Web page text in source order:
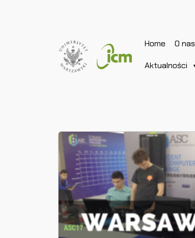
Home O nas
Aktualności